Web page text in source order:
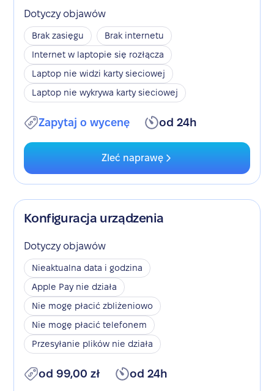
Dotyczy objawów
Brak zasięgu
Brak internetu
Internet w laptopie się rozłącza
Laptop nie widzi karty sieciowej
Laptop nie wykrywa karty sieciowej
Zapytaj o wycenę od 24h
Zleć naprawę
Konfiguracja urządzenia
Dotyczy objawów
Nieaktualna data i godzina
Apple Pay nie działa
Nie mogę płacić zbliżeniowo
Nie mogę płacić telefonem
Przesyłanie plików nie działa
od 99,00 zł od 24h